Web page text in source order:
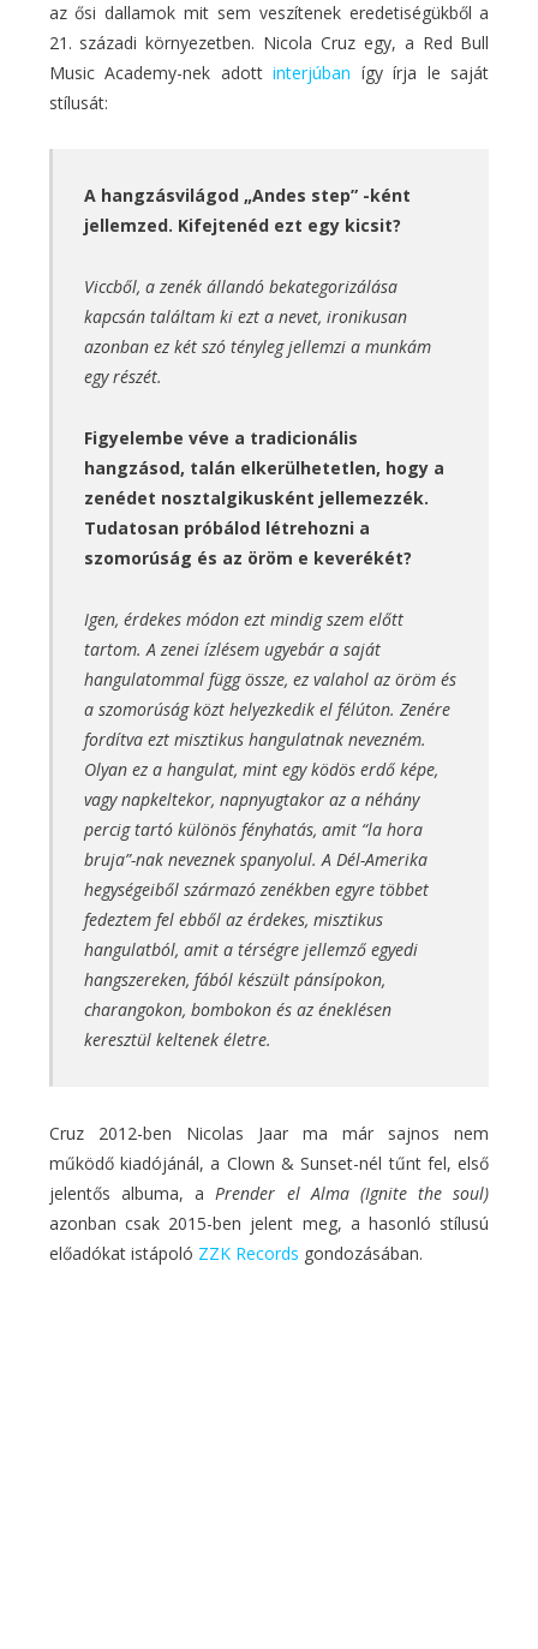
az ősi dallamok mit sem veszítenek eredetiségükből a
21. századi környezetben. Nicola Cruz egy, a Red Bull
Music Academy-nek adottinterjúban így írja le saját
stílusát:
A hangzásvilágod „Andes step” -ként
jellemzed. Kifejtenéd ezt egy kicsit?
Viccből, a zenék állandó bekategorizálása
kapcsán találtam ki ezt a nevet, ironikusan
azonban ez két szó tényleg jellemzi a munkám
egy részét.
Figyelembe véve a tradicionális
hangzásod, talán elkerülhetetlen, hogy a
zenédet nosztalgikusként jellemezzék.
Tudatosan próbálod létrehozni a
szomorúság és az öröm e keverékét?
Igen, érdekes módon ezt mindig szem előtt
tartom. A zenei ízlésem ugyebár a saját
hangulatommal függ össze, ez valahol az öröm és
a szomorúság közt helyezkedik el félúton. Zenére
fordítva ezt misztikus hangulatnak nevezném.
Olyan ez a hangulat, mint egy ködös erdő képe,
vagy napkeltekor, napnyugtakor az a néhány
percig tartó különös fényhatás, amit “la hora
bruja”-nak neveznek spanyolul. A Dél-Amerika
hegységeiből származó zenékben egyre többet
fedeztem fel ebből az érdekes, misztikus
hangulatból, amit a térségre jellemző egyedi
hangszereken, fából készült pánsípokon,
charangokon, bombokon és az éneklésen
keresztül keltenek életre.
Cruz 2012-ben Nicolas Jaar ma már sajnos nem
működő kiadójánál, a Clown & Sunset-nél tűnt fel, első
jelentős albuma, aPrender el Alma (Ignite the soul)
azonban csak 2015-ben jelent meg, a hasonló stílusú
előadókat istápoló ZZK Records gondozásában.